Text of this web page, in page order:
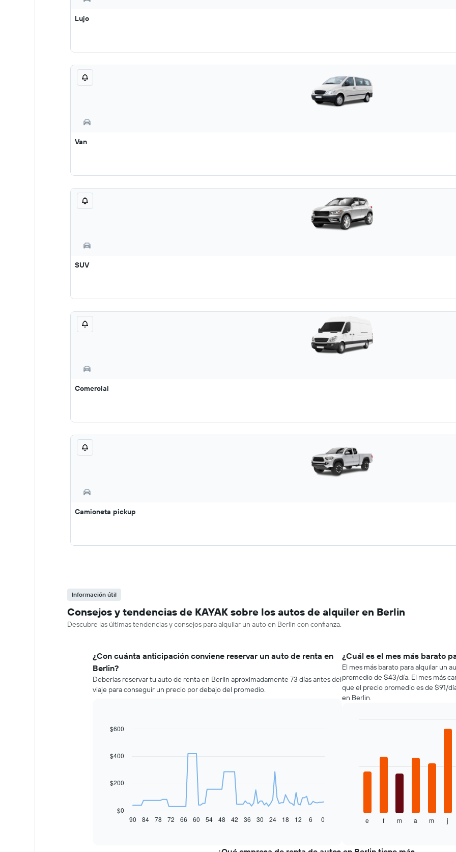
Lujo
Van
SUV
Comercial
Camioneta pickup
Información útil
Consejos y tendencias de KAYAK sobre los autos de alquiler en Berlin
Descubre las últimas tendencias y consejos para alquilar un auto en Berlin con confianza.
¿Con cuánta anticipación conviene reservar un auto de renta en
Berlin?
Deberías reservar tu auto de renta en Berlin aproximadamente 73 días antes del
viaje para conseguir un precio por debajo del promedio.
Line
91
data
El
gráfico
muestra
Chart
$0
$200
$400
$600
90 60 30 0
84 78 72 66 54 48 42 36 24 18 12 6
¿Cuál es el mes más barato
El mes más barato para alquilar un
promedio de $43/día. El mes más
que el precio promedio es de $91/
en Berlin.
muestra
e f m a m j